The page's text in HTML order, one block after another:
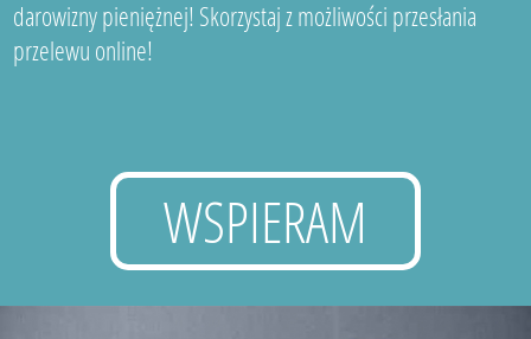
darowizny pieniężnej! Skorzystaj z możliwości przesłania
przelewu online!
WSPIERAM